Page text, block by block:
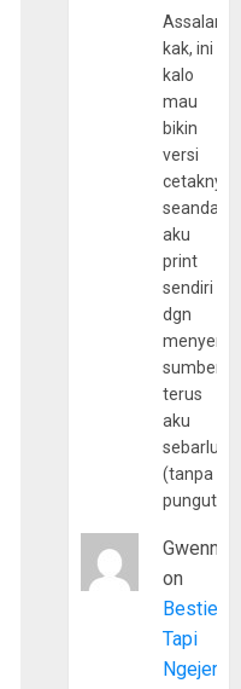
kak, ini
kalo
mau
bikin
versi
cetaknya
aku
print
sendiri
dgn
sumber
terus
aku
(tanpa
Gwenny
on
Bestie
Tapi